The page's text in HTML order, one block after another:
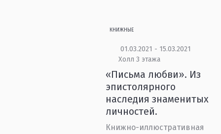
КНИЖНЫЕ
01.03.2021 - 15.03.2021
Холл 3 этажа
«Письма любви». Из
эпистолярного
наследия знаменитых
личностей.
Книжно-иллюстративная